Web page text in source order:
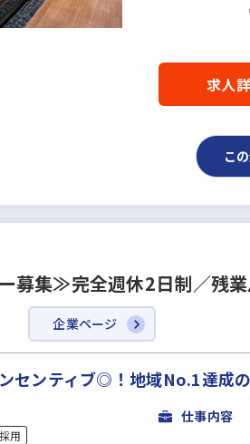
求人
こ
募集≫完全週休2日制／残
企業ページ
センティブ◎！地域No.1達成
用
仕事内容